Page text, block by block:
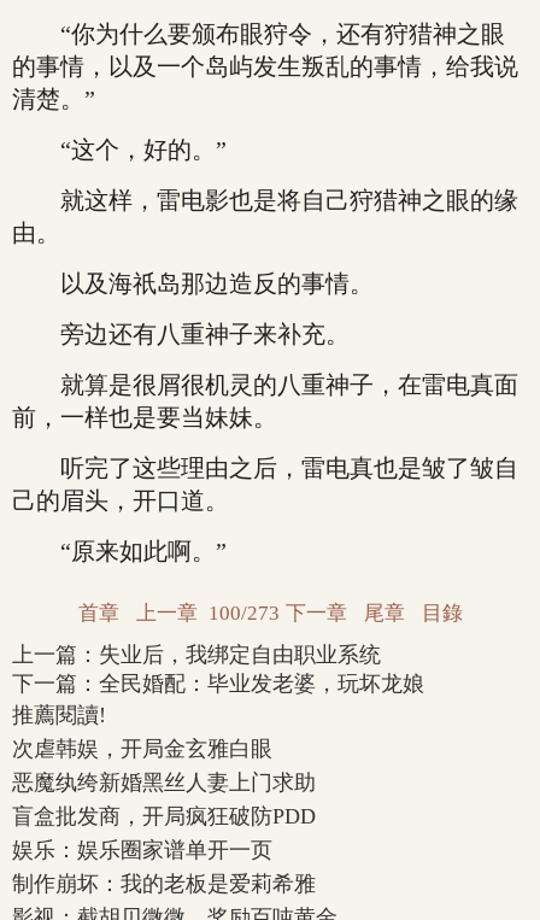
“你为什么要颁布眼狩令，还有狩猎神之眼
的事情，以及一个岛屿发生叛乱的事情，给我说
清楚。”
“这个，好的。”
就这样，雷电影也是将自己狩猎神之眼的缘
由。
以及海祇岛那边造反的事情。
旁边还有八重神子来补充。
就算是很屑很机灵的八重神子，在雷电真面
前，一样也是要当妹妹。
听完了这些理由之后，雷电真也是皱了皱自
己的眉头，开口道。
“原来如此啊。”
首章 上一章 100/273 下一章 尾章 目錄
上一篇： 失业后，我绑定自由职业系统
下一篇： 全民婚配：毕业发老婆，玩坏龙娘
推薦閱讀!
次虐韩娱，开局金玄雅白眼
恶魔纨绔新婚黑丝人妻上门求助
盲盒批发商，开局疯狂破防PDD
娱乐：娱乐圈家谱单开一页
制作崩坏：我的老板是爱莉希雅